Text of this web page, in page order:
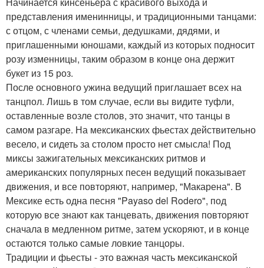
представления именинницы, и традиционными танцами:
с отцом, с членами семьи, дедушками, дядями, и
приглашенными юношами, каждый из которых подносит
розу изменницы, таким образом в конце она держит
букет из 15 роз.
После основного ужина ведущий приглашает всех на
танцпол. Лишь в том случае, если вы видите туфли,
оставленные возле столов, это значит, что танцы в
самом разгаре. На мексиканских фьестах действительно
весело, и сидеть за столом просто нет смысла! Под
миксы зажигательных мексиканских ритмов и
американских популярных песен ведущий показывает
движения, и все повторяют, например, "Макарена". В
Мексике есть одна песня "Payaso del Rodero", под
которую все знают как танцевать, движения повторяют
сначала в медленном ритме, затем ускоряют, и в конце
остаются только самые ловкие танцоры.
Традиции и фьесты - это важная часть мексиканской